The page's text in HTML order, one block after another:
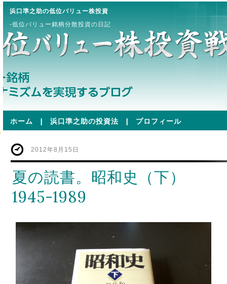
浜口準之助の低位バリュー株投資
-低位バリュー銘柄分散投資の日記
ホーム | 浜口準之助の投資法 | プロフィール
2012年8月15日
夏の読書。昭和史（下）
1945-1989